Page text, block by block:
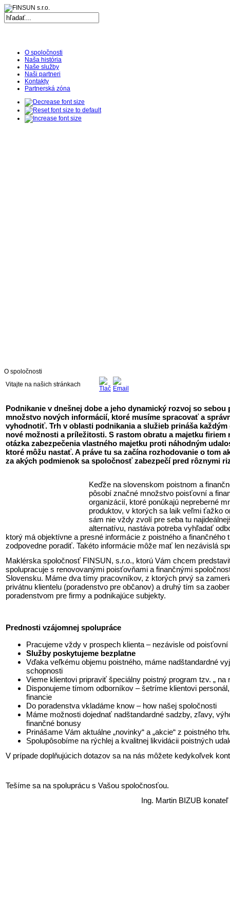
O spoločnosti
Naša história
Naše služby
Naši partneri
Kontakty
Partnerská zóna
Ulti
Ulti
Joomla
product
Joomla
O spoločnosti
Vitajte na našich stránkach
Podnikanie v dnešnej dobe a jeho dynamický rozvoj so sebou
množstvo nových informácií, ktoré musíme spracovať a
vyhodnotiť. Trh v oblasti podnikania a služieb prináša každým
nové možnosti a príležitosti. S rastom obratu a majetku firiem
otázka zabezpečenia vlastného majetku proti náhodným
ktoré môžu nastať. A práve tu sa začína rozhodovanie o tom
za akých podmienok sa spoločnosť zabezpečí pred rôznymi
Keďže na slovenskom poistnom a
pôsobí značné množstvo poisťovní a
organizácií, ktoré ponúkajú nepreberné
produktov, v ktorých sa laik veľmi ťažko
sám nie vždy zvolí pre seba tu
alternatívu, nastáva potreba vyhľadať
ktorý má objektívne a presné informácie z poistného a finančného
zodpovedne poradiť. Takéto informácie môže mať len nezávislá
Maklérska spoločnosť FINSUN, s.r.o., ktorú Vám chcem
spolupracuje s renovovanými poisťovňami a finančnými
Slovensku. Máme dva tímy pracovníkov, z ktorých prvý sa
privátnu klientelu (poradenstvo pre občanov) a druhý tím sa
poradenstvom pre firmy a podnikajúce subjekty.
Prednosti vzájomnej spolupráce
Pracujeme vždy v prospech klienta – nezávisle od poisťovní
Služby poskytujeme bezplatne
Vďaka veľkému objemu poistného, máme nadštandardné
schopnosti
Vieme klientovi pripraviť špeciálny poistný program tzv. „ na
Disponujeme tímom odborníkov – šetríme klientovi
financie
Do poradenstva vkladáme know – how našej spoločnosti
Máme možnosti dojednať nadštandardné sadzby, zľavy,
finančné bonusy
Prinášame Vám aktuálne „novinky“ a „akcie“ z poistného
Spolupôsobíme na rýchlej a kvalitnej likvidácii poistných
V prípade doplňujúcich dotazov sa na nás môžete kedykoľvek
Tešíme sa na spoluprácu s Vašou spoločnosťou.
Ing. Martin BIZUB